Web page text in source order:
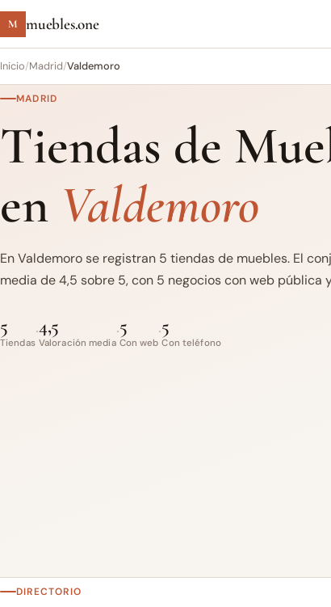
M muebles.one
Inicio/Madrid/Valdemoro
MADRID
Tiendas de
en Valdemoro
En Valdemoro se registran 5 tiendas de muebles. El
media de 4,5 sobre 5, con 5 negocios con web pública
5
Tiendas
·4,5
Valoración media
·5
Con web
·5
Con teléfono
DIRECTORIO